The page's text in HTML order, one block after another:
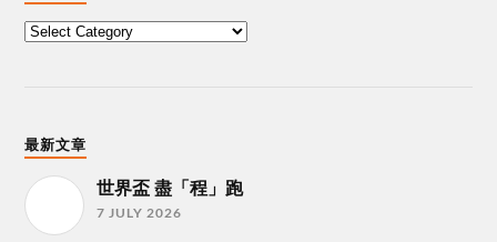
最新文章
世界盃 盡「程」跑
7 JULY 2026